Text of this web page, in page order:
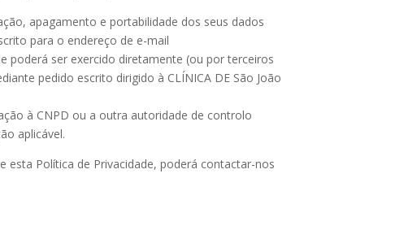
apagamento e portabilidade dos seus dados
para o endereço de e-mail
poderá ser exercido diretamente (ou por terceiros
pedido escrito dirigido à CLÍNICA DE São João
à CNPD ou a outra autoridade de controlo
aplicável.
Política de Privacidade, poderá contactar-nos